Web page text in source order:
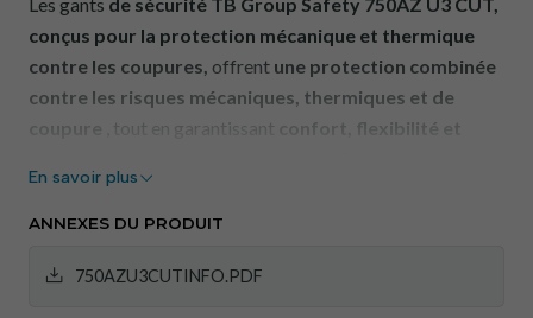
conçus pour la protection mécanique et thermique
contre les coupures, offrent une protection combinée
contre les risques mécaniques, thermiques et de
, tout en garantissant
confort, flexibilité et
conception sans coutures et à leurs renforts qui améliorent
leur durabilité, ces gants sont idéaux pour une utilisation en
travaux impliquant un contact occasionnel avec la chaleur
En savoir plus
ANNEXES DU PRODUIT
750AZU3CUTINFO.PDF